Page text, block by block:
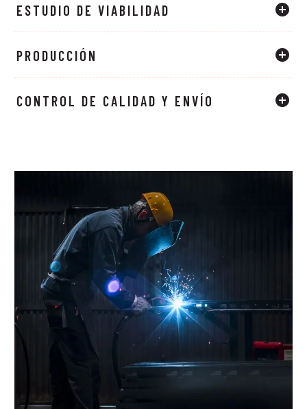
ESTUDIO DE VIABILIDAD
PRODUCCIÓN
CONTROL DE CALIDAD Y ENVÍO